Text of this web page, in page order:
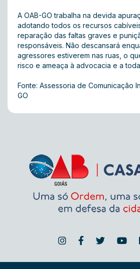
A OAB-GO trabalha na devida
adotando todos os recursos
reparação das faltas graves e
responsáveis. Não descansará
agressores estiverem nas ruas, o
risco e ameaça à advocacia e a
Fonte: Assessoria de Comunicação
GO